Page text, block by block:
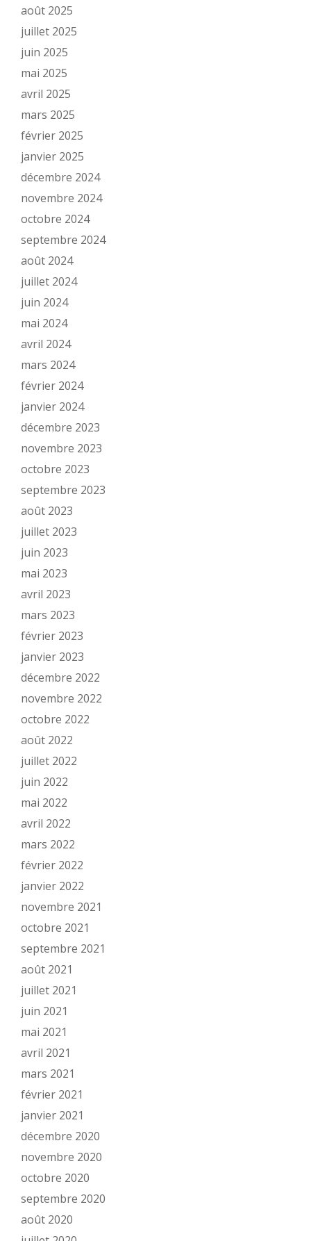
août 2025
juillet 2025
juin 2025
mai 2025
avril 2025
mars 2025
février 2025
janvier 2025
décembre 2024
novembre 2024
octobre 2024
septembre 2024
août 2024
juillet 2024
juin 2024
mai 2024
avril 2024
mars 2024
février 2024
janvier 2024
décembre 2023
novembre 2023
octobre 2023
septembre 2023
août 2023
juillet 2023
juin 2023
mai 2023
avril 2023
mars 2023
février 2023
janvier 2023
décembre 2022
novembre 2022
octobre 2022
août 2022
juillet 2022
juin 2022
mai 2022
avril 2022
mars 2022
février 2022
janvier 2022
novembre 2021
octobre 2021
septembre 2021
août 2021
juillet 2021
juin 2021
mai 2021
avril 2021
mars 2021
février 2021
janvier 2021
décembre 2020
novembre 2020
octobre 2020
septembre 2020
août 2020